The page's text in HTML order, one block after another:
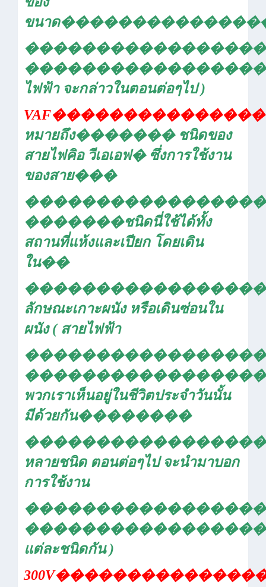
ขนาด
ไฟฟ้า จะกล่าวในตอนต่อๆไป )
VAF
หมายถึง������� ชนิดของ
สายไฟคิอ วีเอเอฟ� ซึ่งการใช้งาน
ของสาย���
�������ชนิดนี่ใช้ได้ทั้ง
สถานที่แห้งและเปียก โดยเดิน
ใน��
ลักษณะเกาะผนัง หรือเดินซ่อนใน
ผนัง ( สายไฟฟ้า
พวกเราเห็นอยู่ในชีวิตประจำวันนั้น
มีด้วยกัน��������
หลายชนิด ตอนต่อๆไป จะนำมาบอก
การใช้งาน
แต่ละชนิดกัน )
300V